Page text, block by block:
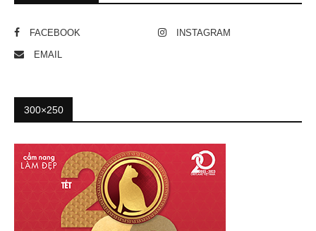
FACEBOOK INSTAGRAM
EMAIL
300×250